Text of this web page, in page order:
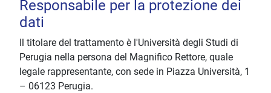
Responsabile per la protezione dei
dati
Il titolare del trattamento è l'Università degli Studi di
Perugia nella persona del Magnifico Rettore, quale
legale rappresentante, con sede in Piazza Università, 1
– 06123 Perugia.